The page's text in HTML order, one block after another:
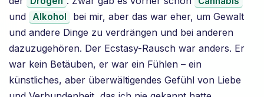
und Alkohol
bei mir, aber das war eher, um Gewalt
und andere Dinge zu verdrängen und bei anderen
dazuzugehören. Der Ecstasy-Rausch war anders. Er
war kein Betäuben, er war ein Fühlen – ein
künstliches, aber überwältigendes Gefühl von Liebe